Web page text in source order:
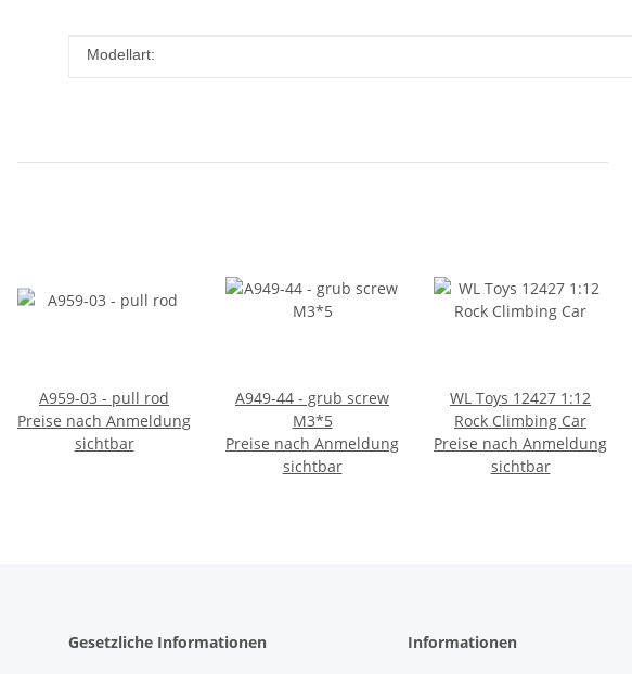
Produkteigenschaft
Wert
Modellart:
A959-03 - pull rod
Preise nach Anmeldung
sichtbar
A949-44 - grub screw
M3*5
Preise nach Anmeldung
sichtbar
WL Toys 12427 1:12
Rock Climbing Car
Preise nach Anmeldung
sichtbar
Gesetzliche Informationen Informationen